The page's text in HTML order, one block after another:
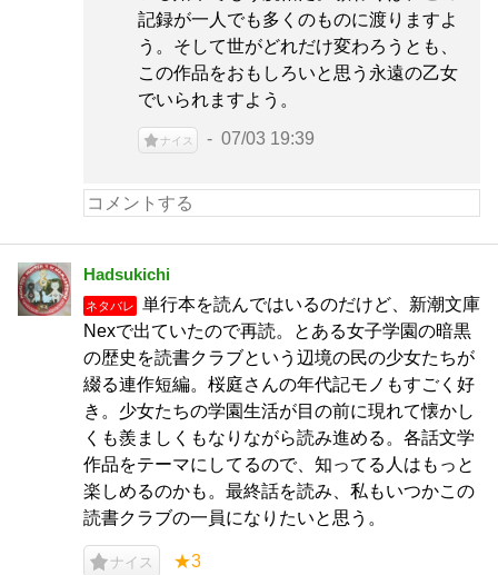
記録が一人でも多くのものに渡りますよ
う。そして世がどれだけ変わろうとも、
この作品をおもしろいと思う永遠の乙女
でいられますよう。
ナイス 07/03 19:39
Hadsukichi
ネタバレ
単行本を読んではいるのだけど、新潮文庫
Nexで出ていたので再読。とある女子学園の暗黒
の歴史を読書クラブという辺境の民の少女たちが
綴る連作短編。桜庭さんの年代記モノもすごく好
き。少女たちの学園生活が目の前に現れて懐かし
くも羨ましくもなりながら読み進める。各話文学
作品をテーマにしてるので、知ってる人はもっと
楽しめるのかも。最終話を読み、私もいつかこの
読書クラブの一員になりたいと思う。
ナイス ★3